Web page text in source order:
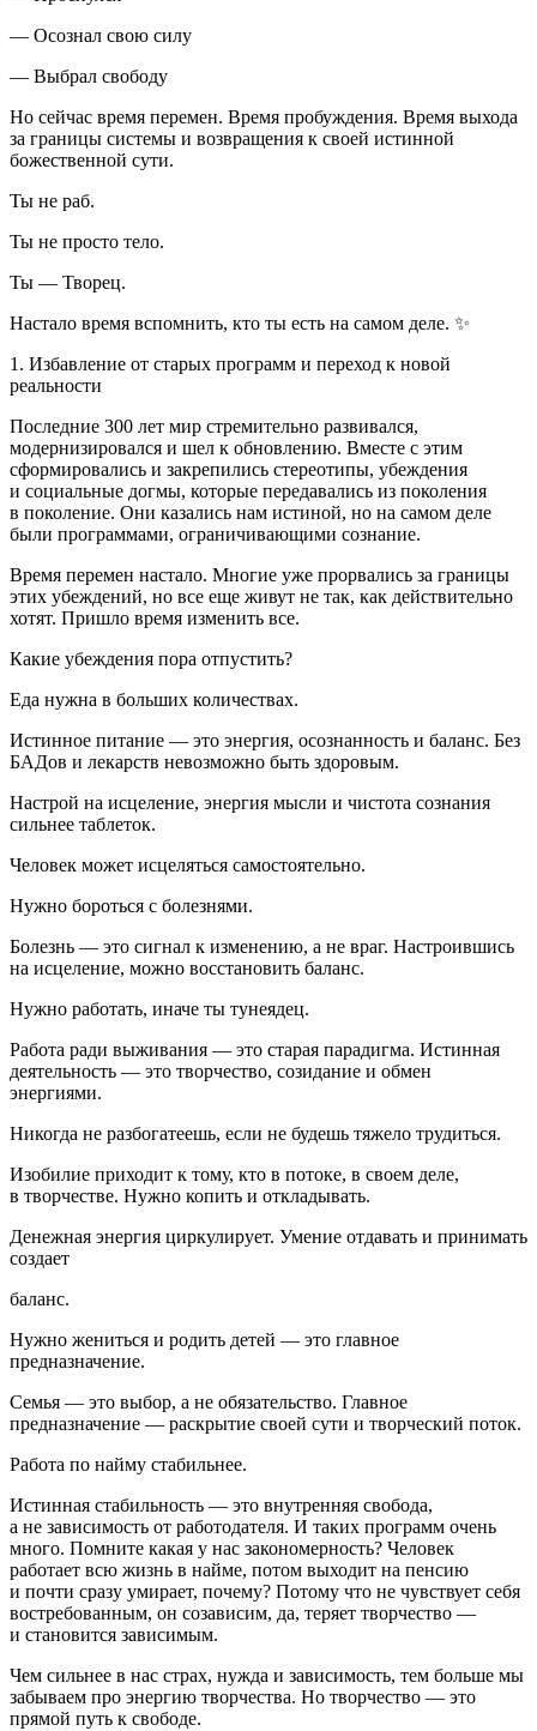
— Осознал свою силу
— Выбрал свободу
Но сейчас время перемен. Время пробуждения. Время выхода
за границы системы и возвращения к своей истинной
божественной сути.
Ты не раб.
Ты не просто тело.
Ты — Творец.
Настало время вспомнить, кто ты есть на самом деле. ✨
1. Избавление от старых программ и переход к новой
реальности
Последние 300 лет мир стремительно развивался,
модернизировался и шел к обновлению. Вместе с этим
сформировались и закрепились стереотипы, убеждения
и социальные догмы, которые передавались из поколения
в поколение. Они казались нам истиной, но на самом деле
были программами, ограничивающими сознание.
Время перемен настало. Многие уже прорвались за границы
этих убеждений, но все еще живут не так, как действительно
хотят. Пришло время изменить все.
Какие убеждения пора отпустить?
Еда нужна в больших количествах.
Истинное питание — это энергия, осознанность и баланс. Без
БАДов и лекарств невозможно быть здоровым.
Настрой на исцеление, энергия мысли и чистота сознания
сильнее таблеток.
Человек может исцеляться самостоятельно.
Нужно бороться с болезнями.
Болезнь — это сигнал к изменению, а не враг. Настроившись
на исцеление, можно восстановить баланс.
Нужно работать, иначе ты тунеядец.
Работа ради выживания — это старая парадигма. Истинная
деятельность — это творчество, созидание и обмен
энергиями.
Никогда не разбогатеешь, если не будешь тяжело трудиться.
Изобилие приходит к тому, кто в потоке, в своем деле,
в творчестве. Нужно копить и откладывать.
Денежная энергия циркулирует. Умение отдавать и принимать
создает
баланс.
Нужно жениться и родить детей — это главное
предназначение.
Семья — это выбор, а не обязательство. Главное
предназначение — раскрытие своей сути и творческий поток.
Работа по найму стабильнее.
Истинная стабильность — это внутренняя свобода,
а не зависимость от работодателя. И таких программ очень
много. Помните какая у нас закономерность? Человек
работает всю жизнь в найме, потом выходит на пенсию
и почти сразу умирает, почему? Потому что не чувствует себя
востребованным, он созависим, да, теряет творчество —
и становится зависимым.
Чем сильнее в нас страх, нужда и зависимость, тем больше мы
забываем про энергию творчества. Но творчество — это
прямой путь к свободе.